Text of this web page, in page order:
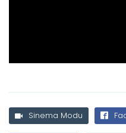
Sinema Modu